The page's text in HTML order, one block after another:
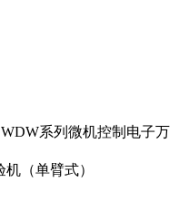
WDW系列微机控制电子万